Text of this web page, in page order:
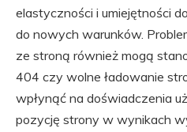
elastyczności i umiejętności
do nowych warunków.
ze stroną również mogą
404 czy wolne ładowanie
wpłynąć na doświadczenia
pozycję strony w wynikach